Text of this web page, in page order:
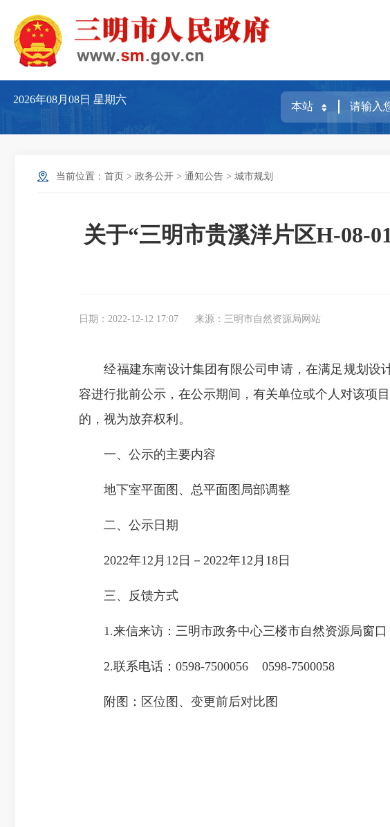
2026年08月08日星期六
当前位置： 首页 > 政务公开 > 通知公告 > 城市规划
关于“三明市贵溪洋片区H-08-
日期：2022-12-12 17:07 来源：三明市自然资源局网站
经福建东南设计集团有限公司申请，在满足规划设计
容进行批前公示，在公示期间，有关单位或个人对该项
的，视为放弃权利。
一、公示的主要内容
地下室平面图、总平面图局部调整
二、公示日期
2022年12月12日－2022年12月18日
三、反馈方式
1.来信来访：三明市政务中心三楼市自然资源局窗口
2.联系电话：0598-7500056 0598-7500058
附图：区位图、变更前后对比图